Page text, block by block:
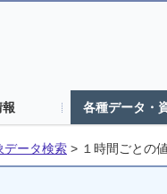
報 各種データ・
データ検索 > １時間ごとの